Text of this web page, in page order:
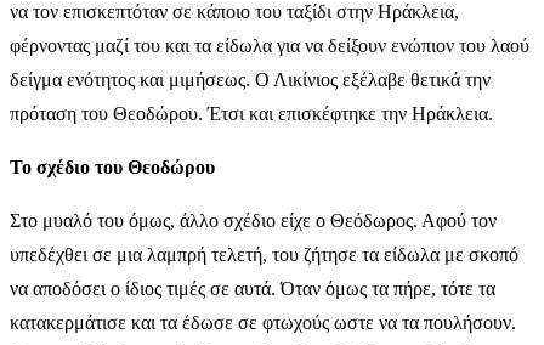
να τον επισκεπτόταν σε κάποιο του ταξίδι στην Ηράκλεια,
φέρνοντας μαζί του και τα είδωλα για να δείξουν ενώπιον του λαού
δείγμα ενότητος και μιμήσεως. Ο Λικίνιος εξέλαβε θετικά την
πρόταση του Θεοδώρου. Έτσι και επισκέφτηκε την Ηράκλεια.
Το σχέδιο του Θεοδώρου
Στο μυαλό του όμως, άλλο σχέδιο είχε ο Θεόδωρος. Αφού τον
υπεδέχθει σε μια λαμπρή τελετή, του ζήτησε τα είδωλα με σκοπό
να αποδόσει ο ίδιος τιμές σε αυτά. Όταν όμως τα πήρε, τότε τα
κατακερμάτισε και τα έδωσε σε φτωχούς ωστε να τα πουλήσουν.